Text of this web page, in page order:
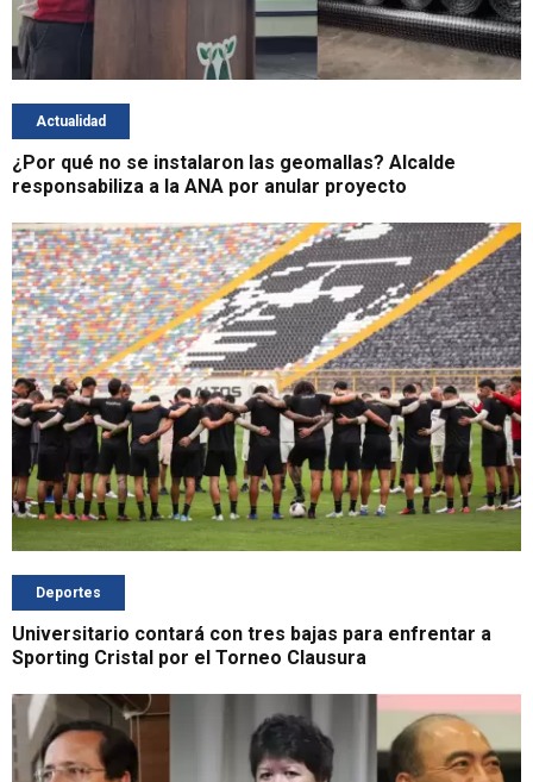
Actualidad
¿Por qué no se instalaron las geomallas? Alcalde
responsabiliza a la ANA por anular proyecto
Deportes
Universitario contará con tres bajas para enfrentar a
Sporting Cristal por el Torneo Clausura